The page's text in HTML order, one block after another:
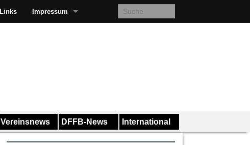
Links Impressum
Vereinsnews DFFB-News International